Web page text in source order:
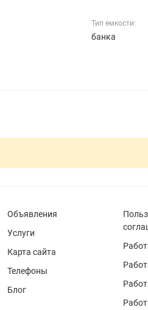
Тип емкости:
банка
Объявления
Услуги
Карта сайта
Телефоны
Блог